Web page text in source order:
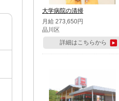
大学病院の清掃
月給 273,650円
品川区
詳細はこちらから